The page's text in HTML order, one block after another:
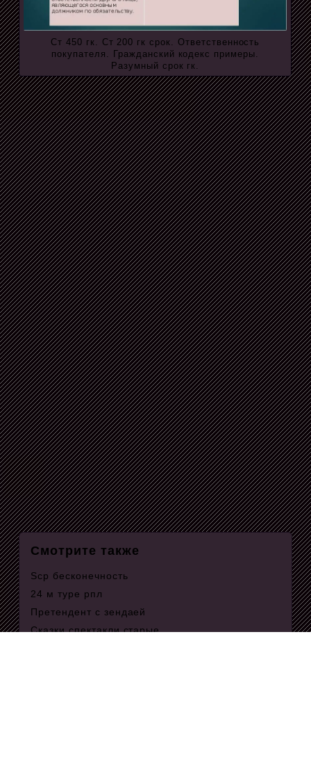
Ст 450 гк. Ст 200 гк срок. Ответственность
покупателя. Гражданский кодекс примеры.
Разумный срок гк.
Смотрите также
Scp бесконечность
24 м туре рпл
Претендент с зендаей
Сказки спектакли старые